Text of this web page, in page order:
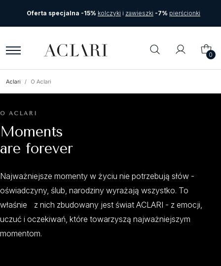
Oferta specjalna -15% kolczyki i zawieszki -7% pierścionki
0
Aclari O Aclari
O ACLARI
Moments
are forever
Najważniejsze momenty w życiu nie potrzebują słów -
oświadczyny, ślub, narodziny wyrażają wszystko. To
właśnie z nich zbudowany jest świat ACLARI - z emocji,
uczuć i oczekiwań, które towarzyszą najważniejszym
momentom.